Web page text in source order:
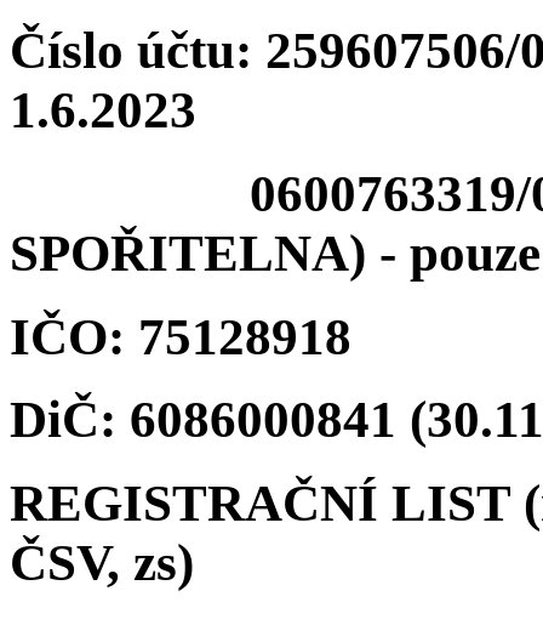
Číslo účtu:
1.6.2023
0600763319/
SPOŘITELNA) -
IČO: 75128918
DiČ: 6086000841
REGISTRAČNÍ LIST
ČSV, zs)